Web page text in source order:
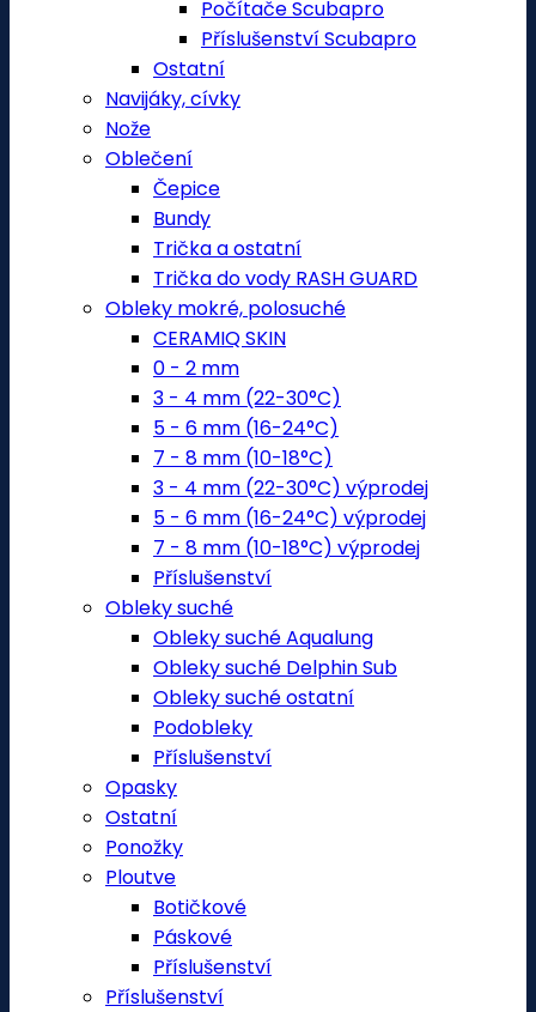
Počítače Scubapro
Příslušenství Scubapro
Ostatní
Navijáky, cívky
Nože
Oblečení
Čepice
Bundy
Trička a ostatní
Trička do vody RASH GUARD
Obleky mokré, polosuché
CERAMIQ SKIN
0 - 2 mm
3 - 4 mm (22-30°C)
5 - 6 mm (16-24°C)
7 - 8 mm (10-18°C)
3 - 4 mm (22-30°C) výprodej
5 - 6 mm (16-24°C) výprodej
7 - 8 mm (10-18°C) výprodej
Příslušenství
Obleky suché
Obleky suché Aqualung
Obleky suché Delphin Sub
Obleky suché ostatní
Podobleky
Příslušenství
Opasky
Ostatní
Ponožky
Ploutve
Botičkové
Páskové
Příslušenství
Příslušenství